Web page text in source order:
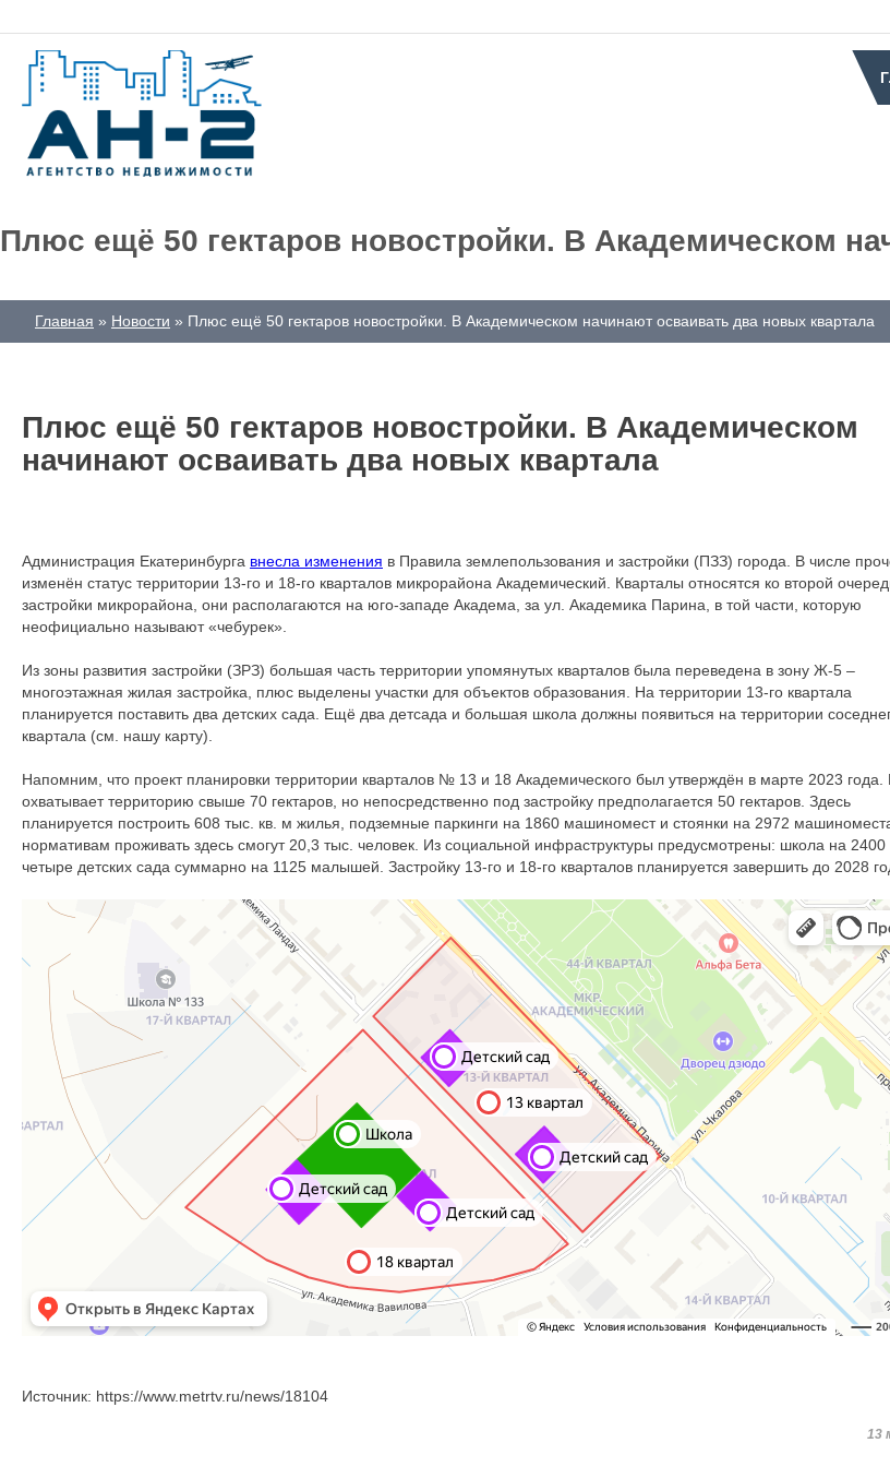
Плюс ещё 50 гектаров новостройки. В Академическом
Главная Новости Плюс ещё 50 гектаров новостройки. В Академическом начинают осваивать два новых квартала
Плюс ещё 50 гектаров новостройки. В Академическом
начинают осваивать два новых квартала
Администрация Екатеринбурга внесла изменения в Правила землепользования и застройки (ПЗЗ) города. В числе
изменён статус территории 13-го и 18-го кварталов микрорайона Академический. Кварталы относятся ко второй
застройки микрорайона, они располагаются на юго-западе Академа, за ул. Академика Парина, в той части, которую
неофициально называют «чебурек».
Из зоны развития застройки (ЗРЗ) большая часть территории упомянутых кварталов была переведена в зону Ж-5 –
многоэтажная жилая застройка, плюс выделены участки для объектов образования. На территории 13-го квартала
планируется поставить два детских сада. Ещё два детсада и большая школа должны появиться на территории
квартала (см. нашу карту).
Напомним, что проект планировки территории кварталов № 13 и 18 Академического был утверждён в марте 2023 года.
охватывает территорию свыше 70 гектаров, но непосредственно под застройку предполагается 50 гектаров. Здесь
планируется построить 608 тыс. кв. м жилья, подземные паркинги на 1860 машиномест и стоянки на 2972
нормативам проживать здесь смогут 20,3 тыс. человек. Из социальной инфраструктуры предусмотрены: школа на 2400
четыре детских сада суммарно на 1125 малышей. Застройку 13-го и 18-го кварталов планируется завершить до 2028
Источник: https://www.metrtv.ru/news/18104
13